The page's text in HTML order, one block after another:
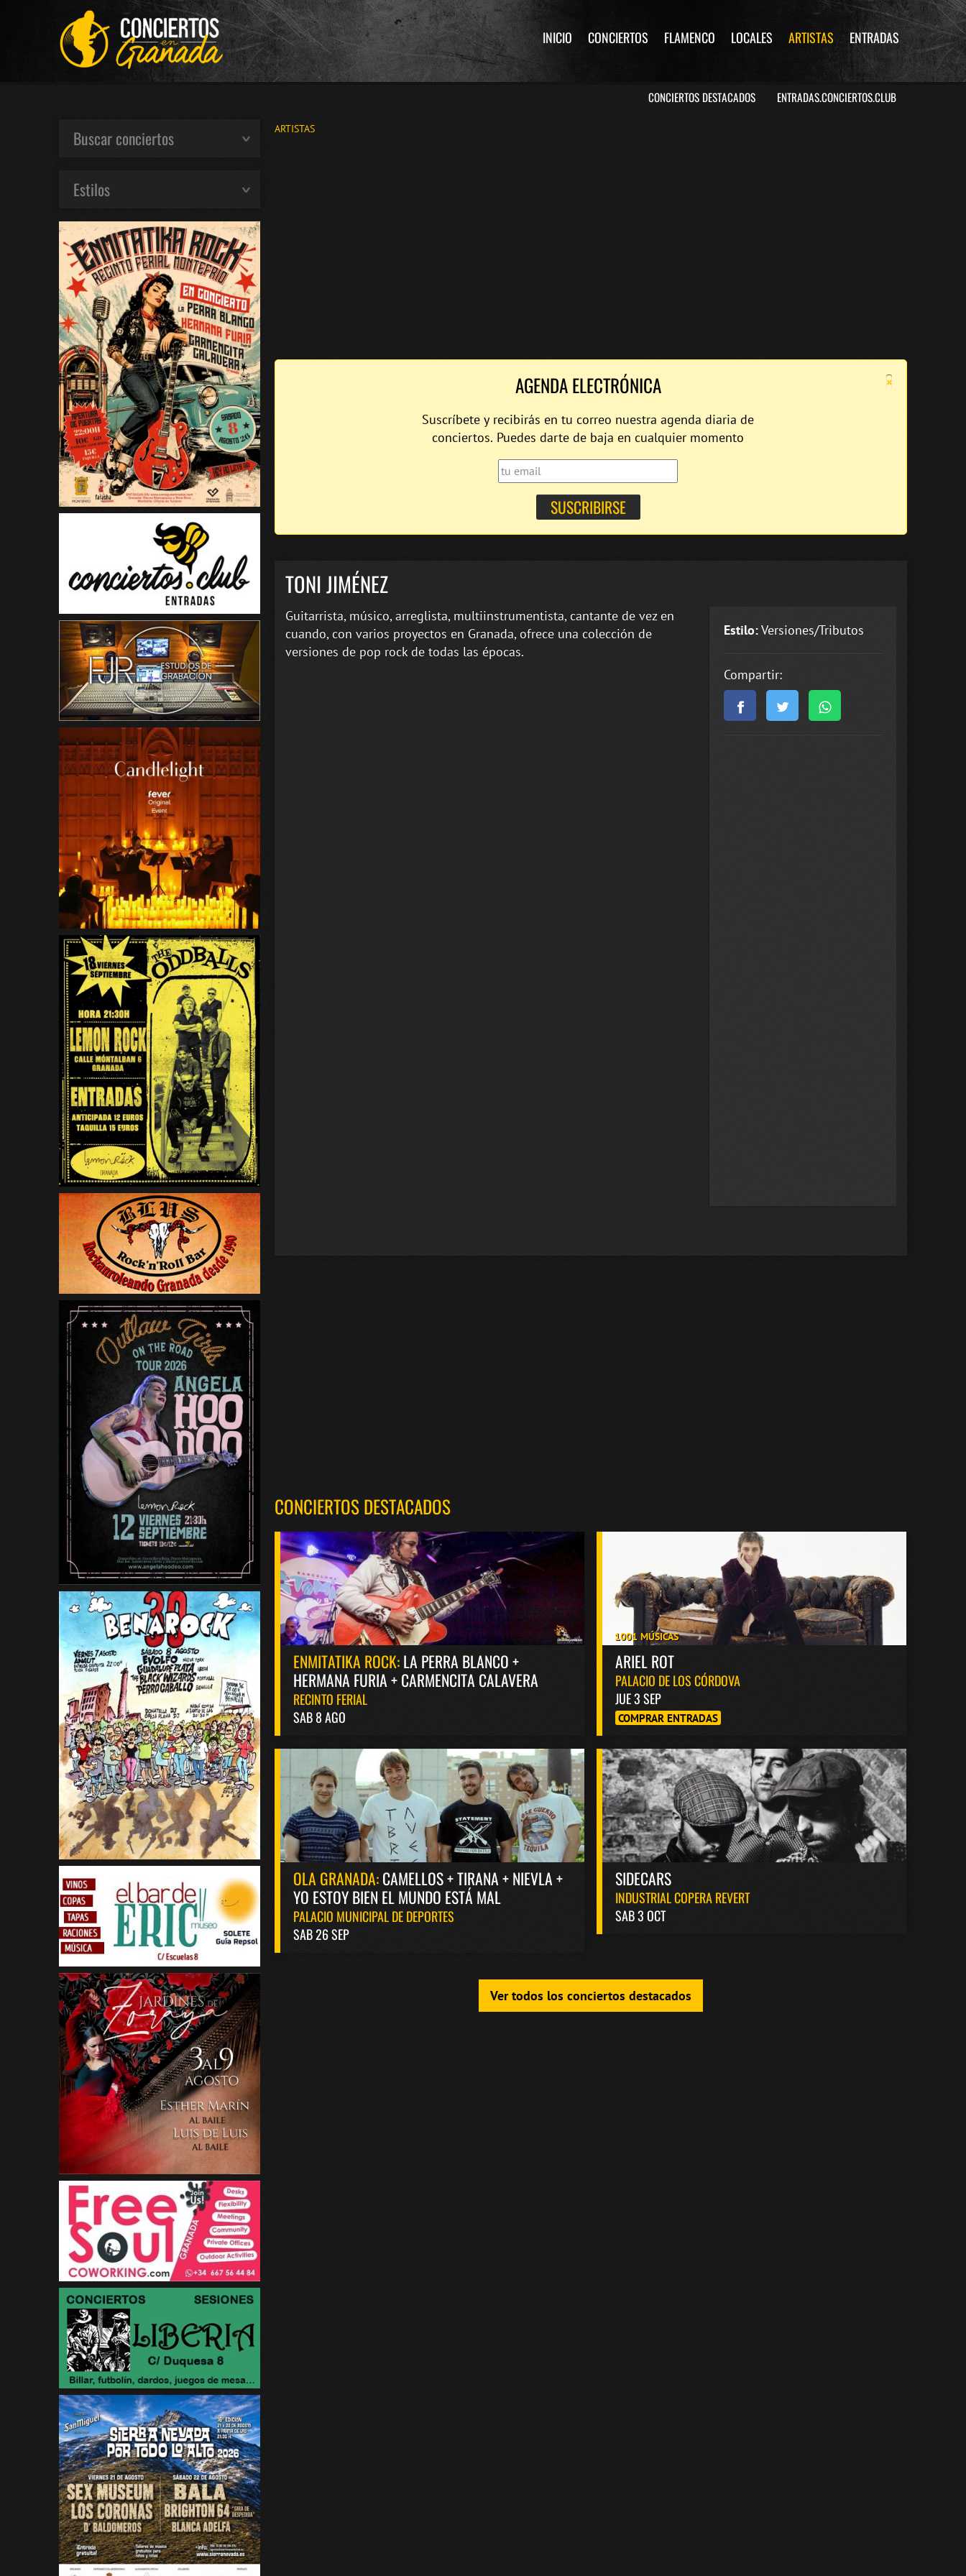
INICIO CONCIERTOS FLAMENCO LOCALES ARTISTAS ENTRADAS
CONCIERTOS DESTACADOS ENTRADAS.CONCIERTOS.CLUB
ARTISTAS
×
AGENDA ELECTRÓNICA
Suscríbete y recibirás en tu correo nuestra agenda diaria de
conciertos. Puedes darte de baja en cualquier momento
TONI JIMÉNEZ
Estilo:Versiones/Tributos
Compartir:
Guitarrista, músico, arreglista, multiinstrumentista, cantante de vez en
cuando, con varios proyectos en Granada, ofrece una colección de
versiones de pop rock de todas las épocas.
CONCIERTOS DESTACADOS
ENMITATIKA ROCK:LA PERRA BLANCO +
HERMANA FURIA + CARMENCITA CALAVERA
RECINTO FERIAL
SAB 8 AGO
1001 MÚSICAS
ARIEL ROT
PALACIO DE LOS CÓRDOVA
JUE 3 SEP
COMPRAR ENTRADAS
OLA GRANADA:CAMELLOS + TIRANA + NIEVLA +
YO ESTOY BIEN EL MUNDO ESTÁ MAL
PALACIO MUNICIPAL DE DEPORTES
SAB 26 SEP
SIDECARS
INDUSTRIAL COPERA REVERT
SAB 3 OCT
Ver todos los conciertos destacados
Buscar conciertos
Estilos